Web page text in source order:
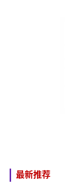
最新推荐